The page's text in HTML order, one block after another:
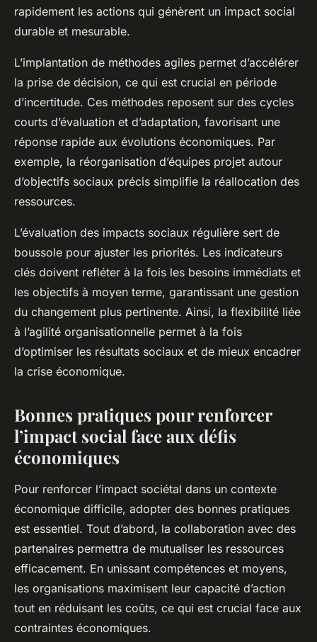
rapidement les actions qui génèrent un impact social
durable et mesurable.
L’implantation de méthodes agiles permet d’accélérer
la prise de décision, ce qui est crucial en période
d’incertitude. Ces méthodes reposent sur des cycles
courts d’évaluation et d’adaptation, favorisant une
réponse rapide aux évolutions économiques. Par
exemple, la réorganisation d’équipes projet autour
d’objectifs sociaux précis simplifie la réallocation des
ressources.
L’évaluation des impacts sociaux régulière sert de
boussole pour ajuster les priorités. Les indicateurs
clés doivent refléter à la fois les besoins immédiats et
les objectifs à moyen terme, garantissant une gestion
du changement plus pertinente. Ainsi, la flexibilité liée
à l’agilité organisationnelle permet à la fois
d’optimiser les résultats sociaux et de mieux encadrer
la crise économique.
Bonnes pratiques pour renforcer
l’impact social face aux défis
économiques
Pour renforcer l’impact sociétal dans un contexte
économique difficile, adopter des bonnes pratiques
est essentiel. Tout d’abord, la collaboration avec des
partenaires permettra de mutualiser les ressources
efficacement. En unissant compétences et moyens,
les organisations maximisent leur capacité d’action
tout en réduisant les coûts, ce qui est crucial face aux
contraintes économiques.